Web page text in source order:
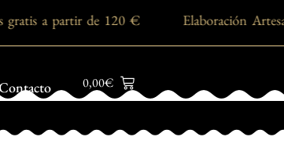
a partir de 120 € Elaboración
0,00€